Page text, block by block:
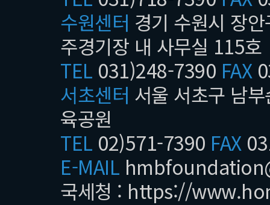
수원센터 경기 수원시 장
주경기장 내 사무실 115호
TEL 031)248-7390 FAX
서초센터 서울 서초구 남
육공원
TEL 02)571-7390 FAX
E-MAIL
국세청 : https://